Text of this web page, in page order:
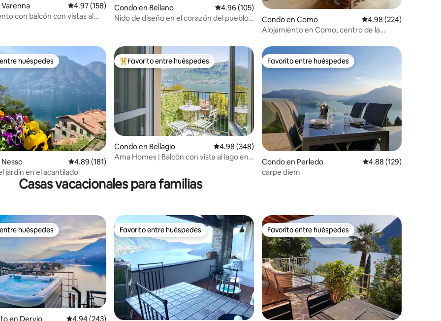
de 5, 133 reseñasCalificación promedio: 4.97 de 5, 158 reseñas
4.97 (158)
con balcón con vistas al
Condo en Bellano Calificación promedio: 4.96 de 5, 105 reseñas
4.96 (105)
Nido de diseño en el corazón del pueblo –
Condo en Como Calificación promedio:
4.98 (224)
Alojamiento en Como, centro de la
de 5, 422 reseñas
huéspedes
huéspedes
Calificación promedio: 4.89 de 5, 181 reseñas
4.89 (181)
jardín en el acantilado
Favorito entre huéspedes preferido
Favorito entre huéspedes
Condo en Bellagio Calificación promedio: 4.98 de 5, 348 reseñas
4.98 (348)
Ama Homes | Balcón con vista al lago en
Favorito entre huéspedes
Favorito entre huéspedes
Condo en Perledo Calificación promedio:
4.88 (129)
carpe diem
Casas vacacionales para familias
de 5, 289 reseñas
huéspedes
huéspedes
en Dervio Calificación promedio: 4.94 de 5, 243 reseñas
4.94 (243)
Favorito entre huéspedes
Favorito entre huéspedes Favorito entre huéspedes
Favorito entre huéspedes